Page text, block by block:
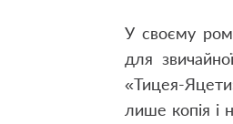
У своєму
для
«Тицея-
лише копія і